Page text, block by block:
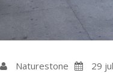
Naturestone 29